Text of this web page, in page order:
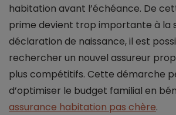
habitation avant l’échéance. De
prime devient trop importante à la
déclaration de naissance, il est
rechercher un nouvel assureur
plus compétitifs. Cette démarche
d’optimiser le budget familial en
assurance habitation pas chère.